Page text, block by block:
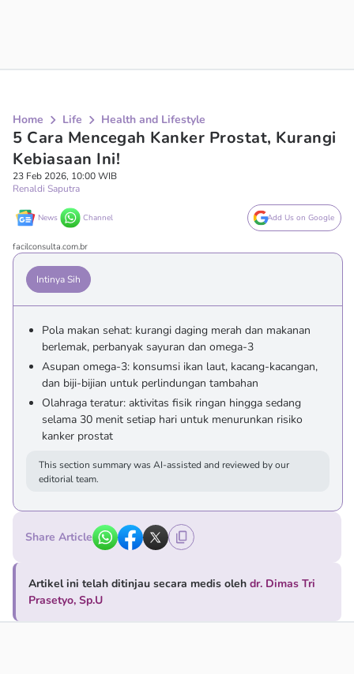
Home Life Health and Lifestyle
5 Cara Mencegah Kanker Prostat, Kurangi
Kebiasaan Ini!
23 Feb 2026, 10:00 WIB
Renaldi Saputra
News Channel Add Us on Google
facilconsulta.com.br
Intinya Sih
Pola makan sehat: kurangi daging merah dan makanan
berlemak, perbanyak sayuran dan omega-3
Asupan omega-3: konsumsi ikan laut, kacang-kacangan,
dan biji-bijian untuk perlindungan tambahan
Olahraga teratur: aktivitas fisik ringan hingga sedang
selama 30 menit setiap hari untuk menurunkan risiko
kanker prostat
This section summary was AI-assisted and reviewed by our
editorial team.
Share Article
Artikel ini telah ditinjau secara medis oleh dr. Dimas Tri
Prasetyo, Sp.U